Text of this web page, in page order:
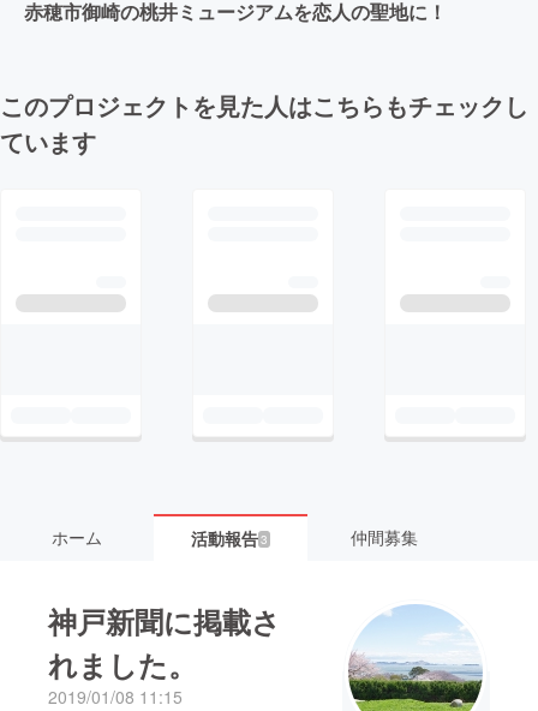
赤穂市御崎の桃井ミュージアムを恋人の聖地に！
このプロジェクトを見た人はこちらもチェックし
ています
ホーム 活動報告3 仲間募集
神戸新聞に掲載さ
れました。
2019/01/08 11:15